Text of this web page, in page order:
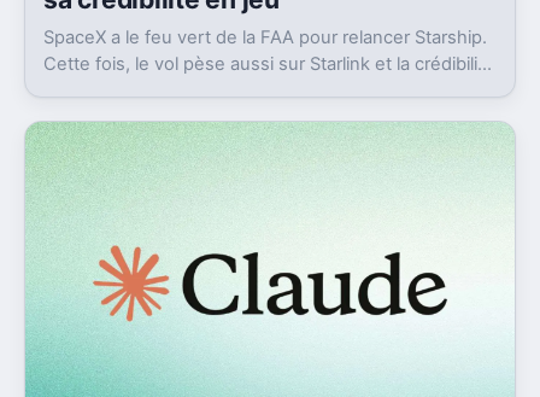
SpaceX a le feu vert de la FAA pour relancer Starship.
Cette fois, le vol pèse aussi sur Starlink et la crédibilité